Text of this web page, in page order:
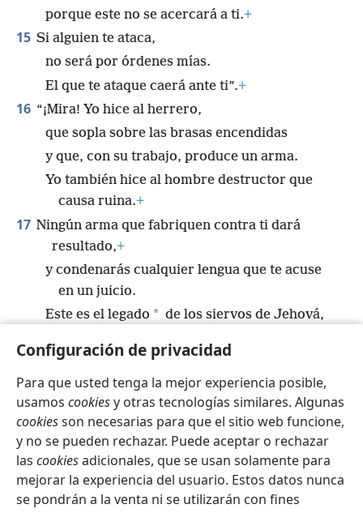
Configuración de privacidad
Para que usted tenga la mejor experiencia posible,
usamos cookiesy otras tecnologías similares. Algunas
cookiesson necesarias para que el sitio web funcione,
y no se pueden rechazar. Puede aceptar o rechazar
las cookiesadicionales, que se usan solamente para
mejorar la experiencia del usuario. Estos datos nunca
se pondrán a la venta ni se utilizarán con fines
porque este no se acercará a ti.+
15 Si alguien te ataca,
no será por órdenes mías.
El que te ataque caerá ante ti”.+
16 “¡Mira! Yo hice al herrero,
que sopla sobre las brasas encendidas
y que, con su trabajo, produce un arma.
Yo también hice al hombre destructor que
causa ruina.+
17 Ningún arma que fabriquen contra ti dará
resultado,+
y condenarás cualquier lengua que te acuse
en un juicio.
Este es el legado * de los siervos de Jehová,
Jehová.+
Español Compartir Configuración
Copyright © 2026 Watch Tower Bible and Tract Society of Pennsylvania
Condiciones de uso
Política de privacidad
Configuración de privacidad
JW.ORG Iniciar sesión